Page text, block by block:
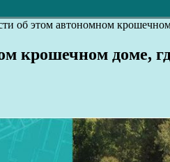
об этом автономном
крошечном доме,